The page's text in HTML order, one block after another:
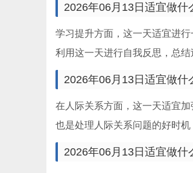
2026年06月13日适宜做什
学习提升方面，这一天适宜进
利用这一天进行自我反思，总结
2026年06月13日适宜做什
在人际关系方面，这一天适宜
也是处理人际关系问题的好时机
2026年06月13日适宜做什